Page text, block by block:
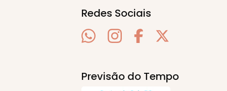
Redes Sociais
Previsão do Tempo